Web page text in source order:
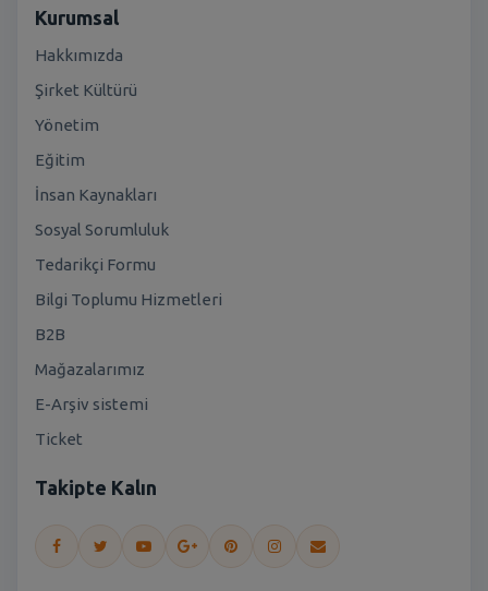
Kurumsal
Hakkımızda
Şirket Kültürü
Yönetim
Eğitim
İnsan Kaynakları
Sosyal Sorumluluk
Tedarikçi Formu
Bilgi Toplumu Hizmetleri
B2B
Mağazalarımız
E-Arşiv sistemi
Ticket
Takipte Kalın